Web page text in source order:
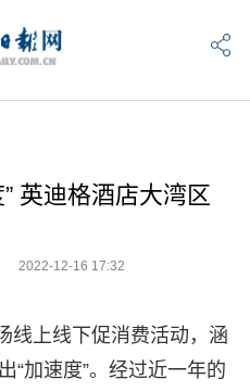
英迪格酒店大湾区
2022-12-16 17:32
线上线下促消费活动，涵
“加速度”。经过近一年的